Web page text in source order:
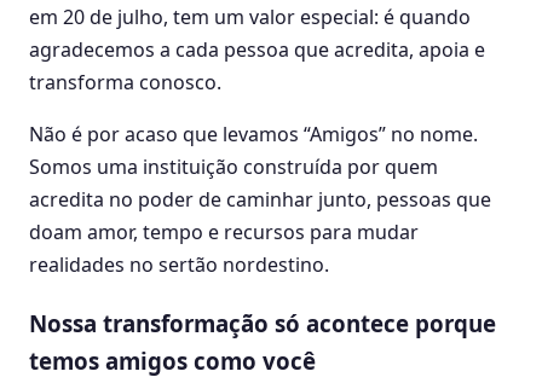
em 20 de julho, tem um valor especial: é quando
agradecemos a cada pessoa que acredita, apoia e
transforma conosco.
Não é por acaso que levamos “Amigos” no nome.
Somos uma instituição construída por quem
acredita no poder de caminhar junto, pessoas que
doam amor, tempo e recursos para mudar
realidades no sertão nordestino.
Nossa transformação só acontece porque
temos amigos como você